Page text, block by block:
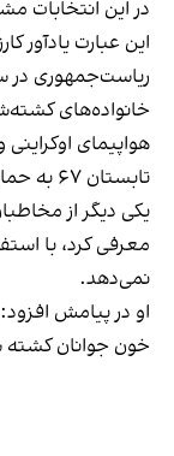
در این انتخابات
این عبارت یادآور
هواپیمای
تابستان ۶۷ به حمایت از
معرفی کرد، با
نمی‌دهد.
او در پیامش
خون جوانان